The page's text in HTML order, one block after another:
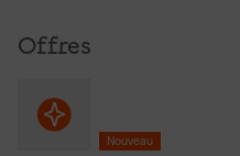
Offres
Nouveau